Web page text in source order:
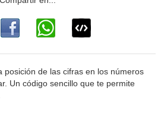
posición de las cifras en los números
Un código sencillo que te permite